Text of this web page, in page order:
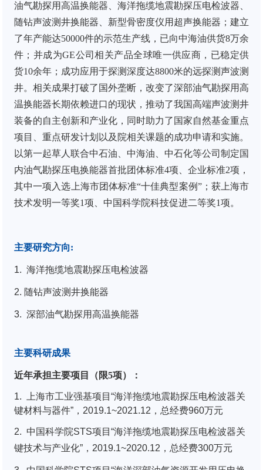
油气勘探用高温换能器、海洋拖缆地震勘探压电检波器、
随钻声波测井换能器、新型骨密度仪用超声换能器；建立
了年产能达50000件的示范生产线，已向中海油供货8万余
件；并成为GE公司相关产品全球唯一供应商，已稳定供
货10余年；成功应用于探测深度达8800米的远探测声波测
井。相关成果打破了国外垄断，改变了深部油气勘探用高
温换能器长期依赖进口的现状，推动了我国高端声波测井
装备的自主创新和产业化，同时助力了国家自然基金重点
项目、重点研发计划以及院相关课题的成功申请和实施。
以第一起草人联合中石油、中海油、中石化等公司制定国
内油气勘探压电换能器首批团体标准4项、企业标准2项，
其中一项入选上海市团体标准“十佳典型案例”；获上海市
技术发明一等奖1项、中国科学院科技促进二等奖1项。
主要研究方向:
1. 海洋拖缆地震勘探压电检波器
2. 随钻声波测井换能器
3. 深部油气勘探用高温换能器
主要科研成果
近年承担主要项目（限5项）：
1.
上海市工业强基项目“海洋拖缆地震勘探压电检波器关
键材料与器件”，2019.1~2021.12，总经费960万元
2. 中国科学院STS项目“海洋拖缆地震勘探压电检波器关
键技术与产业化”，2019.1~2020.12，总经费300万元